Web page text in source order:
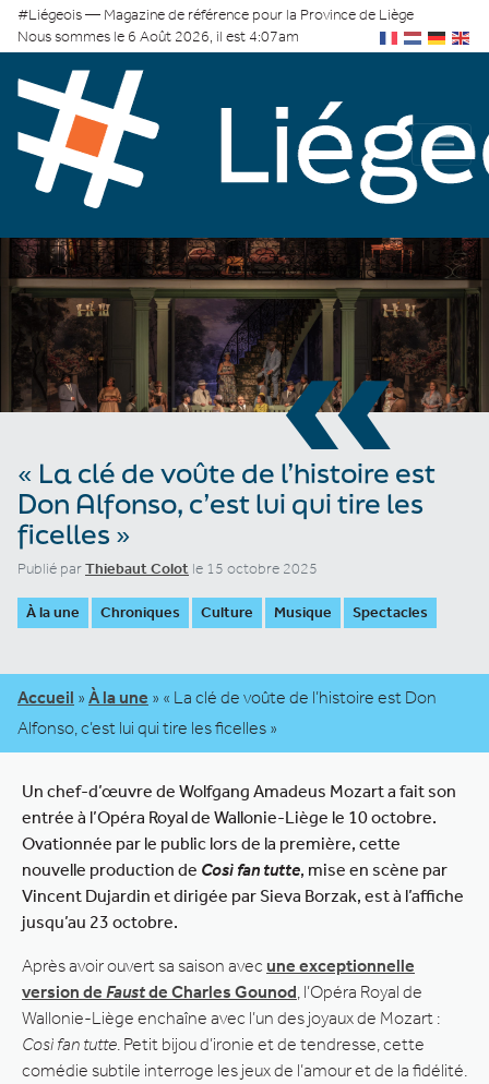
#Liégeois — Magazine de référence pour la Province de Liège
Nous sommes le 6 Août 2026, il est 4:07am
«
« La clé de voûte de l’histoire est
Don Alfonso, c’est lui qui tire les
ficelles »
Publié parThiebaut Colot le 15 octobre 2025
À la une Chroniques Culture Musique Spectacles
Accueil » À la une » « La clé de voûte de l’histoire est Don
Alfonso, c’est lui qui tire les ficelles »
Un chef-d’œuvre de Wolfgang Amadeus Mozart a fait son
entrée à l’Opéra Royal de Wallonie-Liège le 10 octobre.
Ovationnée par le public lors de la première, cette
nouvelle production de Così fan tutte, mise en scène par
Vincent Dujardin et dirigée par Sieva Borzak, est à l’affiche
jusqu’au 23 octobre.
Après avoir ouvert sa saison avec une exceptionnelle
version de Faustde Charles Gounod , l’Opéra Royal de
Wallonie-Liège enchaîne avec l’un des joyaux de Mozart :
Così fan tutte . Petit bijou d’ironie et de tendresse, cette
comédie subtile interroge les jeux de l’amour et de la fidélité.